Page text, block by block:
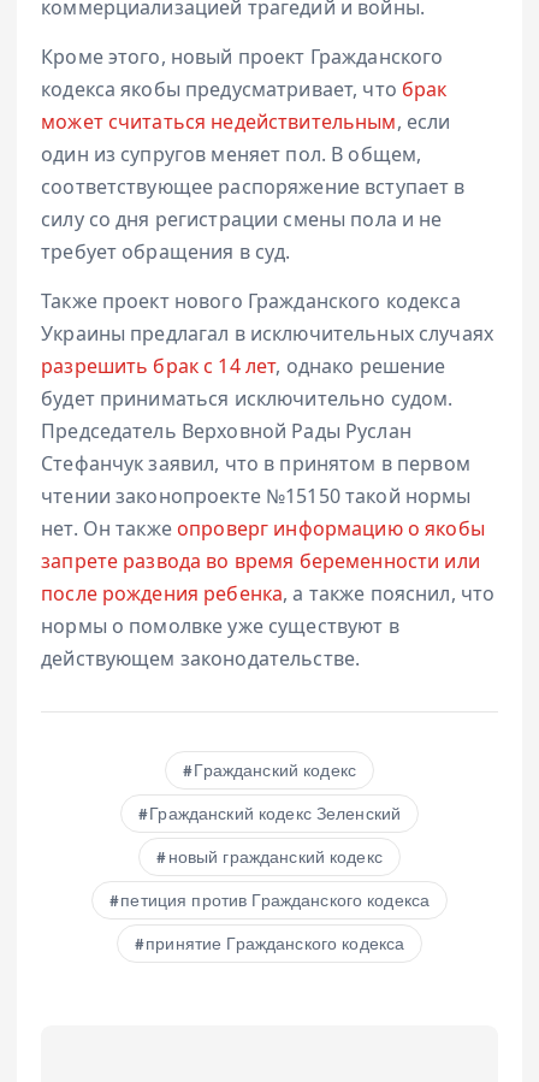
коммерциализацией трагедий и войны.
Кроме этого, новый проект Гражданского
кодекса якобы предусматривает, что брак
может считаться недействительным, если
один из супругов меняет пол. В общем,
соответствующее распоряжение вступает в
силу со дня регистрации смены пола и не
требует обращения в суд.
Также проект нового Гражданского кодекса
Украины предлагал в исключительных случаях
разрешить брак с 14 лет, однако решение
будет приниматься исключительно судом.
Председатель Верховной Рады Руслан
Стефанчук заявил, что в принятом в первом
чтении законопроекте №15150 такой нормы
нет. Он такжеопроверг информацию о якобы
запрете развода во время беременности или
после рождения ребенка, а также пояснил, что
нормы о помолвке уже существуют в
действующем законодательстве.
Гражданский кодекс
Гражданский кодекс Зеленский
новый гражданский кодекс
петиция против Гражданского кодекса
принятие Гражданского кодекса